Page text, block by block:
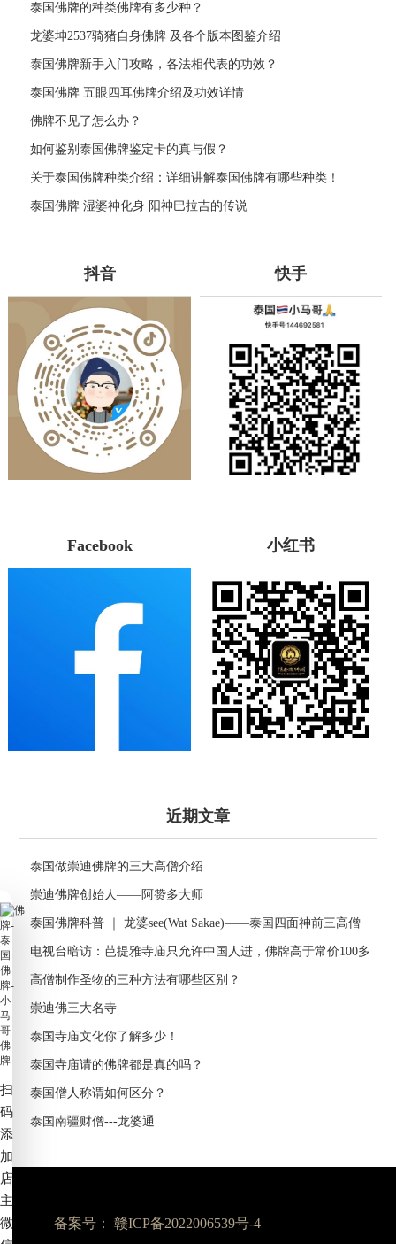
泰国佛牌的种类佛牌有多少种？
龙婆坤2537骑猪自身佛牌 及各个版本图鉴介绍
泰国佛牌新手入门攻略，各法相代表的功效？
泰国佛牌 五眼四耳佛牌介绍及功效详情
佛牌不见了怎么办？
如何鉴别泰国佛牌鉴定卡的真与假？
关于泰国佛牌种类介绍：详细讲解泰国佛牌有哪些种类！
泰国佛牌 湿婆神化身 阳神巴拉吉的传说
抖音 快手
Facebook 小红书
近期文章
泰国做崇迪佛牌的三大高僧介绍
崇迪佛牌创始人——阿赞多大师
泰国佛牌科普 ｜ 龙婆see(Wat Sakae)——泰国四面神前三高僧
电视台暗访：芭提雅寺庙只允许中国人进，佛牌高于常价100多
倍！
高僧制作圣物的三种方法有哪些区别？
崇迪佛三大名寺
泰国寺庙文化你了解多少！
泰国寺庙请的佛牌都是真的吗？
泰国僧人称谓如何区分？
泰国南疆财僧---龙婆通
备案号： 赣ICP备2022006539号-4
扫
码
添
加
店
主
微